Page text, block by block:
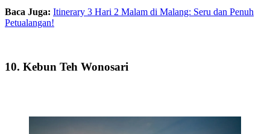
Baca Juga: Itinerary 3 Hari 2 Malam di Malang: Seru dan Penuh
Petualangan!
10. Kebun Teh Wonosari